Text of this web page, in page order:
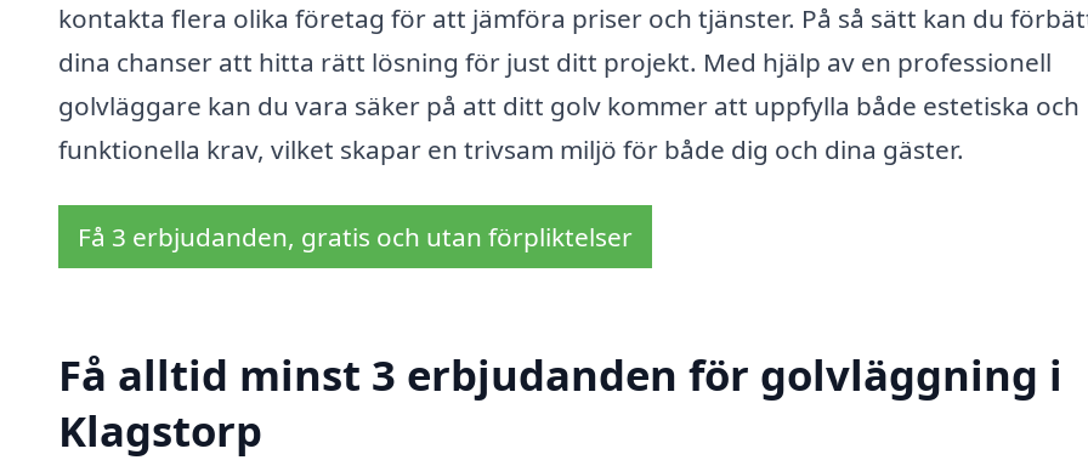
kontakta flera olika företag för att jämföra priser och tjänster. På så sätt kan du
dina chanser att hitta rätt lösning för just ditt projekt. Med hjälp av en professionell
golvläggare kan du vara säker på att ditt golv kommer att uppfylla både estetiska och
funktionella krav, vilket skapar en trivsam miljö för både dig och dina gäster.
Få 3 erbjudanden, gratis och utan förpliktelser
Få alltid minst 3 erbjudanden för golvläggning i
Klagstorp